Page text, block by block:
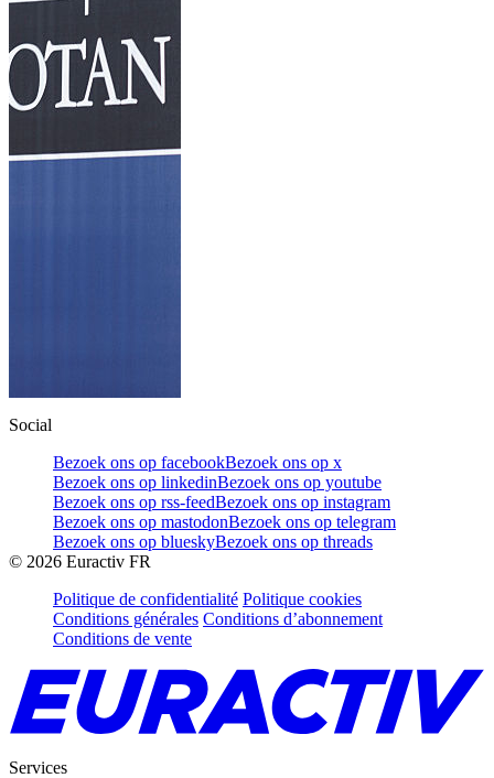
Social
Bezoek ons op facebookBezoek ons op x
Bezoek ons op linkedinBezoek ons op youtube
Bezoek ons op rss-feedBezoek ons op instagram
Bezoek ons op mastodonBezoek ons op telegram
Bezoek ons op blueskyBezoek ons op threads
© 2026 Euractiv FR
Politique de confidentialité Politique cookies
Conditions générales Conditions d’abonnement
Conditions de vente
Services